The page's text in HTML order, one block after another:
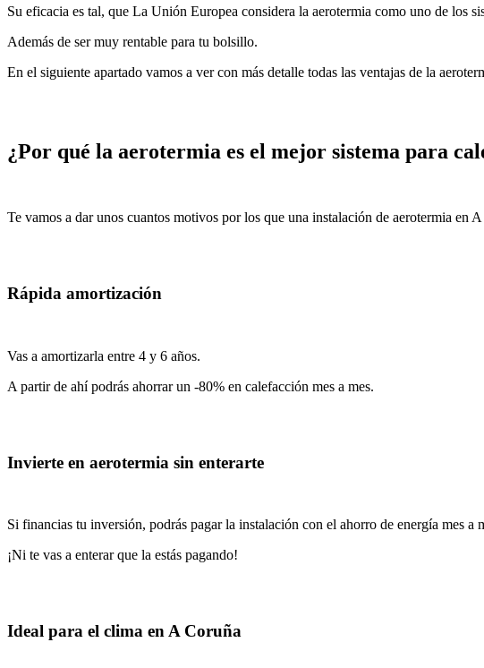
Su eficacia es tal, que La Unión Europea considera la aerotermia como uno de los
Además de ser muy rentable para tu bolsillo.
En el siguiente apartado vamos a ver con más detalle todas las ventajas de la
¿Por qué la aerotermia es el mejor sistema para
Te vamos a dar unos cuantos motivos por los que una instalación de aerotermia en
Rápida amortización
Vas a amortizarla entre 4 y 6 años.
A partir de ahí podrás ahorrar un -80% en calefacción mes a mes.
Invierte en aerotermia sin enterarte
Si financias tu inversión, podrás pagar la instalación con el ahorro de energía mes a
¡Ni te vas a enterar que la estás pagando!
Ideal para el clima en A Coruña